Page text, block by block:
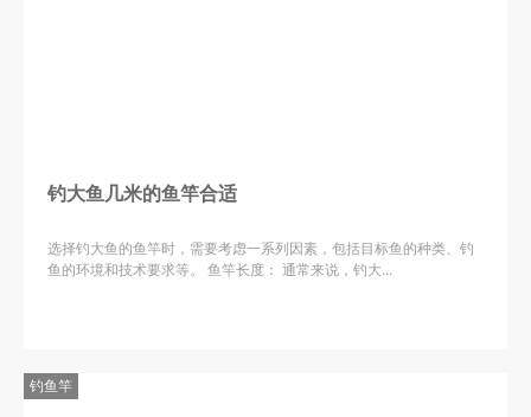
钓大鱼几米的鱼竿合适
选择钓大鱼的鱼竿时，需要考虑一系列因素，包括目标鱼的种类、钓
鱼的环境和技术要求等。 鱼竿长度： 通常来说，钓大...
钓鱼竿